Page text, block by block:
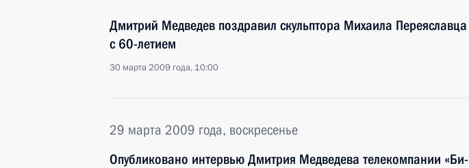
Дмитрий Медведев поздравил скульптора Михаила Переяславца
с 60-летием
30 марта 2009 года, 10:00
29 марта 2009 года, воскресенье
Опубликовано интервью Дмитрия Медведева телекомпании «Би-